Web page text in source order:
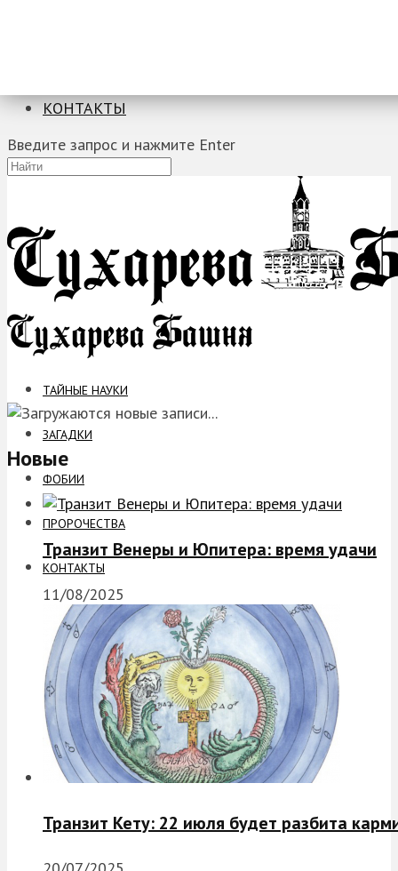
КОНТАКТЫ
Введите запрос и нажмите Enter
ТАЙНЫЕ НАУКИ
ЗАГАДКИ
ФОБИИ
ПРОРОЧЕСТВА
КОНТАКТЫ
Новые
Транзит Венеры и Юпитера: время удачи
11/08/2025
Транзит Кету: 22 июля будет разбита